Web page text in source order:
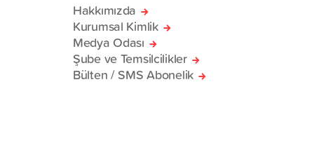
Hakkımızda
Kurumsal Kimlik
Medya Odası
Şube ve Temsilcilikler
Bülten / SMS Abonelik